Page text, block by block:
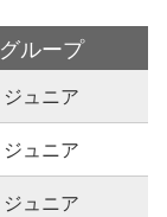
グループ
ジュニア
ジュニア
ジュニア